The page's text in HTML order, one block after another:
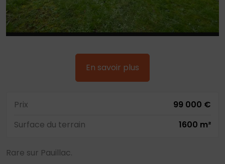
En savoir plus
Prix
99 000 €
Surface du terrain
1600 m²
Rare sur Pauillac.